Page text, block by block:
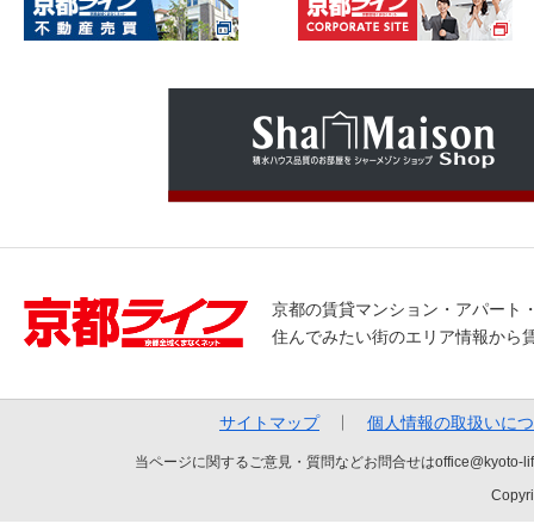
京都の賃貸マンション・アパート
住んでみたい街のエリア情報から
サイトマップ 個人情報の取扱いに
当ページに関するご意見・質問などお問合せは